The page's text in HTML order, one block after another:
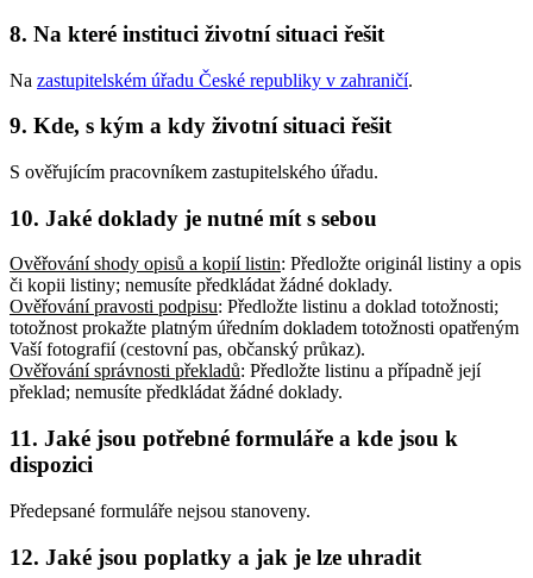
8. Na které instituci životní situaci řešit
Na zastupitelském úřadu České republiky v zahraničí.
9. Kde, s kým a kdy životní situaci řešit
S ověřujícím pracovníkem zastupitelského úřadu.
10. Jaké doklady je nutné mít s sebou
Ověřování shody opisů a kopií listin: Předložte originál listiny a opis
či kopii listiny; nemusíte předkládat žádné doklady.
Ověřování pravosti podpisu: Předložte listinu a doklad totožnosti;
totožnost prokažte platným úředním dokladem totožnosti opatřeným
Vaší fotografií (cestovní pas, občanský průkaz).
Ověřování správnosti překladů: Předložte listinu a případně její
překlad; nemusíte předkládat žádné doklady.
11. Jaké jsou potřebné formuláře a kde jsou k
dispozici
Předepsané formuláře nejsou stanoveny.
12. Jaké jsou poplatky a jak je lze uhradit